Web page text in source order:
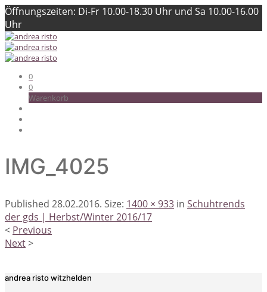
Öffnungszeiten: Di-Fr 10.00-18.30 Uhr und Sa 10.00-16.00
Uhr
0
0
Warenkorb
IMG_4025
Published 28.02.2016. Size: 1400 × 933 in Schuhtrends
der gds | Herbst/Winter 2016/17
< Previous
Next>
andrea risto witzhelden